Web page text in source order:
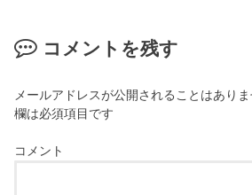
コメントを残す
メールアドレスが公開されることはありま
欄は必須項目です
コメント